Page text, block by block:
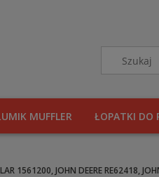
MUFFLER ŁOPATKI DO
1561200, JOHN DEERE RE62418,